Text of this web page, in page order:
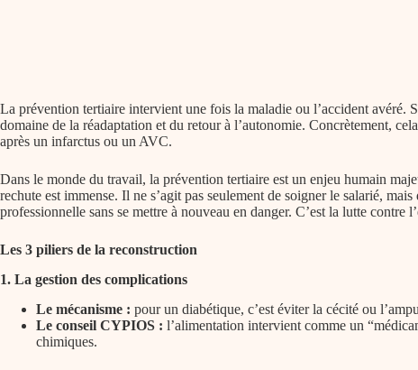
La prévention tertiaire intervient une fois la maladie ou l’accident avéré.
domaine de la réadaptation et du retour à l’autonomie. Concrètement,
après un infarctus ou un AVC.
Dans le monde du travail, la prévention tertiaire est un enjeu humain
rechute est immense. Il ne s’agit pas seulement de soigner le salarié,
professionnelle sans se mettre à nouveau en danger. C’est la lutte contre
Les 3 piliers de la reconstruction
1. La gestion des complications
Le mécanisme : pour un diabétique, c’est éviter la cécité ou
Le conseil CYPIOS : l’alimentation intervient comme un
chimiques.